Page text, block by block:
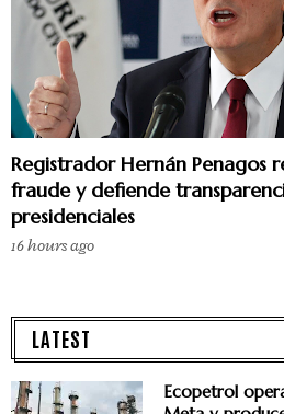
Registrador Hernán Penagos
fraude y defiende
presidenciales
16 hours ago
LATEST
Ecopetrol